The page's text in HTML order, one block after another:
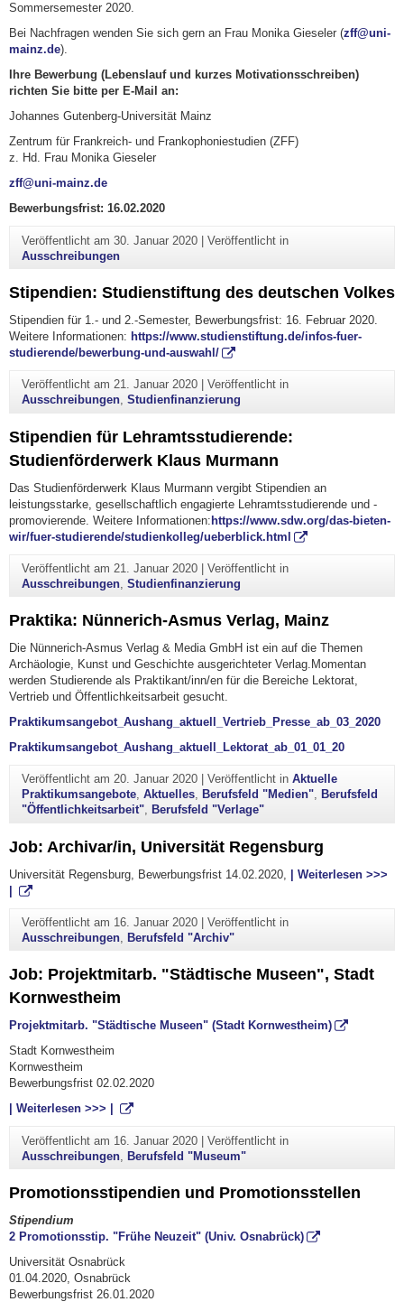
Sommersemester 2020.
Bei Nachfragen wenden Sie sich gern an Frau Monika Gieseler (zff@uni-
mainz.de).
Ihre Bewerbung (Lebenslauf und kurzes Motivationsschreiben)
richten Sie bitte per E-Mail an:
Johannes Gutenberg-Universität Mainz
Zentrum für Frankreich- und Frankophoniestudien (ZFF)
z. Hd. Frau Monika Gieseler
zff@uni-mainz.de
Bewerbungsfrist: 16.02.2020
Veröffentlicht am 30. Januar 2020| Veröffentlicht in
Ausschreibungen
Stipendien: Studienstiftung des deutschen Volkes
Stipendien für 1.- und 2.-Semester, Bewerbungsfrist: 16. Februar 2020.
Weitere Informationen: https://www.studienstiftung.de/infos-fuer-
studierende/bewerbung-und-auswahl/
Veröffentlicht am 21. Januar 2020| Veröffentlicht in
Ausschreibungen, Studienfinanzierung
Stipendien für Lehramtsstudierende:
Studienförderwerk Klaus Murmann
Das Studienförderwerk Klaus Murmann vergibt Stipendien an
leistungsstarke, gesellschaftlich engagierte Lehramtsstudierende und -
promovierende. Weitere Informationen:https://www.sdw.org/das-bieten-
wir/fuer-studierende/studienkolleg/ueberblick.html
Veröffentlicht am 21. Januar 2020| Veröffentlicht in
Ausschreibungen, Studienfinanzierung
Praktika: Nünnerich-Asmus Verlag, Mainz
Die Nünnerich-Asmus Verlag & Media GmbH ist ein auf die Themen
Archäologie, Kunst und Geschichte ausgerichteter Verlag.Momentan
werden Studierende als Praktikant/inn/en für die Bereiche Lektorat,
Vertrieb und Öffentlichkeitsarbeit gesucht.
Praktikumsangebot_Aushang_aktuell_Vertrieb_Presse_ab_03_2020
Praktikumsangebot_Aushang_aktuell_Lektorat_ab_01_01_20
Veröffentlicht am 20. Januar 2020| Veröffentlicht in Aktuelle
Praktikumsangebote, Aktuelles, Berufsfeld "Medien", Berufsfeld
"Öffentlichkeitsarbeit", Berufsfeld "Verlage"
Job: Archivar/in, Universität Regensburg
Universität Regensburg, Bewerbungsfrist 14.02.2020, | Weiterlesen >>>
|
Veröffentlicht am 16. Januar 2020| Veröffentlicht in
Ausschreibungen, Berufsfeld "Archiv"
Job: Projektmitarb. "Städtische Museen", Stadt
Kornwestheim
Projektmitarb. "Städtische Museen" (Stadt Kornwestheim)
Stadt Kornwestheim
Kornwestheim
Bewerbungsfrist 02.02.2020
| Weiterlesen >>> |
Veröffentlicht am 16. Januar 2020| Veröffentlicht in
Ausschreibungen, Berufsfeld "Museum"
Promotionsstipendien und Promotionsstellen
Stipendium
2 Promotionsstip. "Frühe Neuzeit" (Univ. Osnabrück)
Universität Osnabrück
01.04.2020, Osnabrück
Bewerbungsfrist 26.01.2020